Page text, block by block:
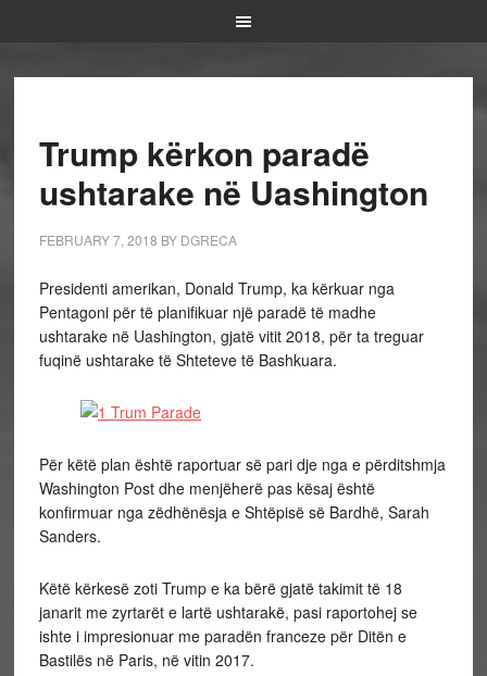
Trump kërkon paradë
ushtarake në Uashington
FEBRUARY 7, 2018 BY DGRECA
Presidenti amerikan, Donald Trump, ka kërkuar nga
Pentagoni për të planifikuar një paradë të madhe
ushtarake në Uashington, gjatë vitit 2018, për ta treguar
fuqinë ushtarake të Shteteve të Bashkuara.
Për këtë plan është raportuar së pari dje nga e përditshmja
Washington Post dhe menjëherë pas kësaj është
konfirmuar nga zëdhënësja e Shtëpisë së Bardhë, Sarah
Sanders.
Këtë kërkesë zoti Trump e ka bërë gjatë takimit të 18
janarit me zyrtarët e lartë ushtarakë, pasi raportohej se
ishte i impresionuar me paradën franceze për Ditën e
Bastilës në Paris, në vitin 2017.